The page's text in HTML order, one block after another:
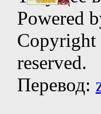
Powered
reserved.
Перевод: